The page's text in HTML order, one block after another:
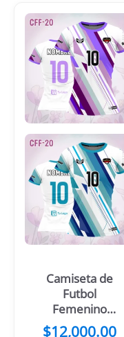
Camiseta de
Futbol
Femenino
Blanco Franjas
$12,000.00